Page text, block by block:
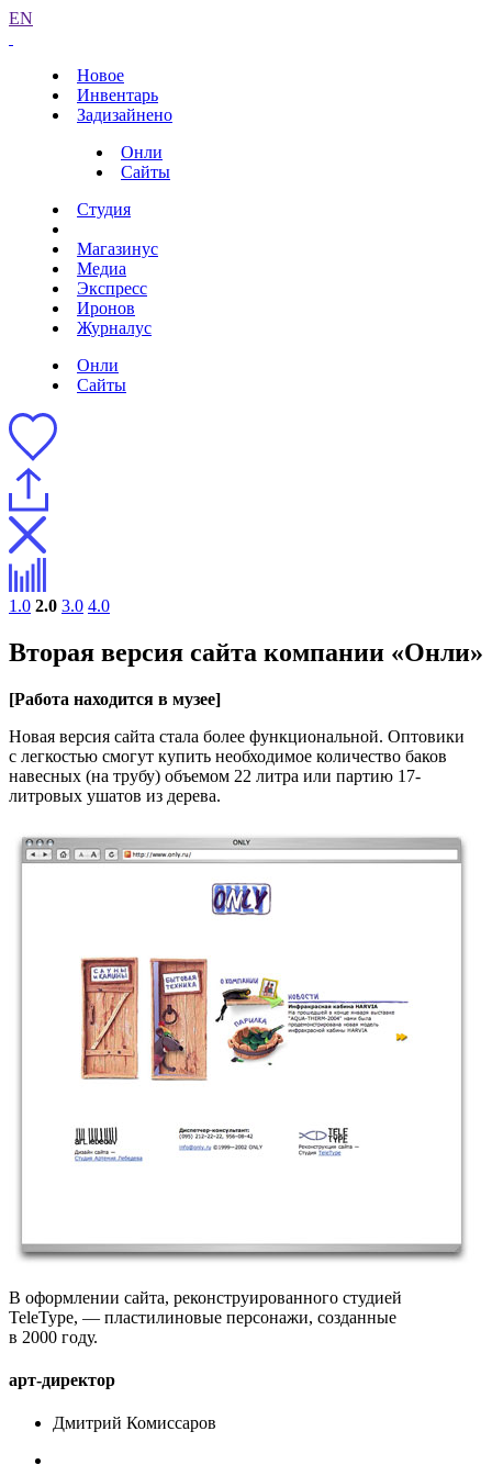
EN
Новое
Инвентарь
Задизайнено
Онли
Сайты
Студия
Магазинус
Медиа
Экспресс
Иронов
Журналус
Онли
Сайты
1.0 2.0 3.0 4.0
Вторая версия сайта компании «Онли»
[Работа находится в музее]
Новая версия сайта стала более функциональной. Оптовики
с легкостью смогут купить необходимое количество баков
навесных (на трубу) объемом 22 литра или партию 17-
литровых ушатов из дерева.
В оформлении сайта, реконструированного студией
TeleType, — пластилиновые персонажи, созданные
в 2000 году.
арт-директор
Дмитрий Комиссаров